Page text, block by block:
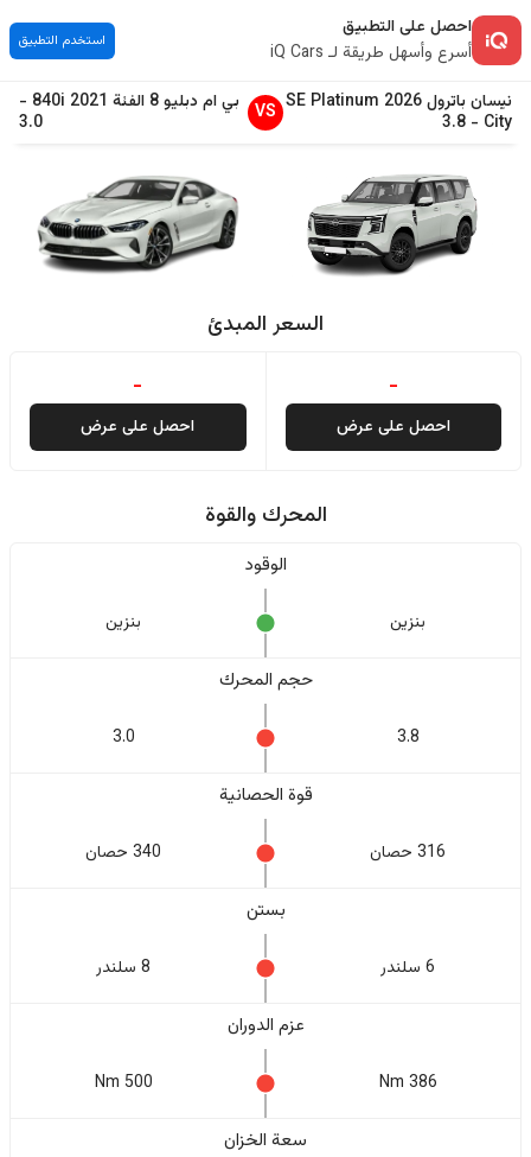
احصل على التطبيق
أسرع وأسهل طريقة لـ iQ Cars
استخدم التطبيق
نيسان باترول2026
SE Platinum
City
-
3.8
VS بي ام دبليو8 الفئة 2021
840i
-
3.0
السعر المبدئ
-
احصل على عرض
-
احصل على عرض
المحرك والقوة
الوقود
بنزين بنزين
حجم المحرك
3.8
3.0
قوة الحصانية
316 حصان 340 حصان
بستن
6 سلندر 8 سلندر
عزم الدوران
386 Nm
500 Nm
سعة الخزان